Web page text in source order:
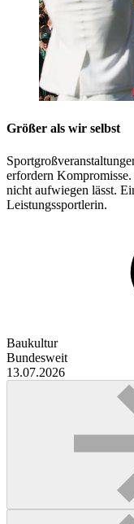
Größer als wir selbst
erfordern
nicht aufwiegen lässt.
Leistungssportlerin.
Baukultur
Bundesweit
13.07.2026